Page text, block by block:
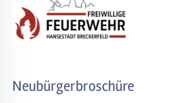
Neubürgerbroschüre